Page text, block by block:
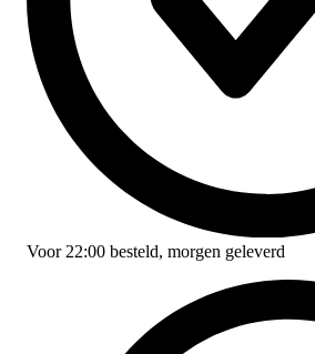
Voor 22:00 besteld, morgen geleverd